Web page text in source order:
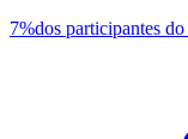
7%dos participantes